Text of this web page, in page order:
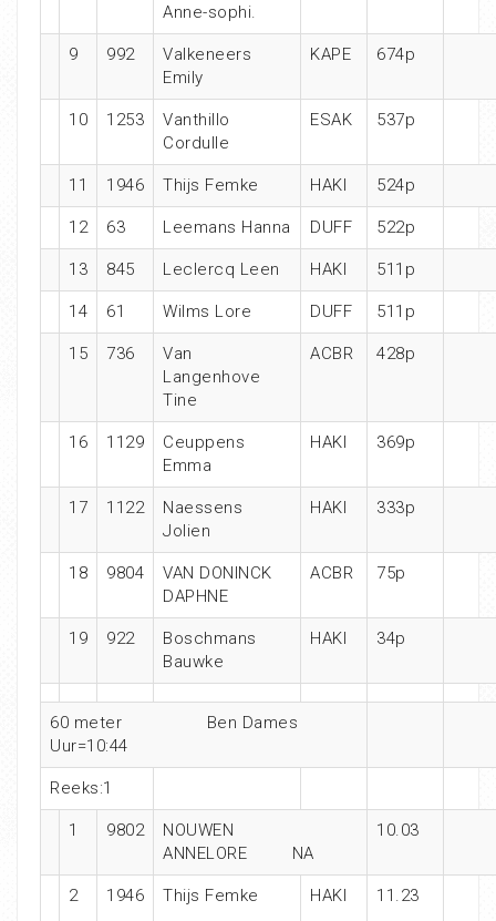
Anne-sophi.
9 992
Valkeneers
Emily
KAPE 674p
10 1253
Vanthillo
Cordulle
ESAK 537p
11 1946 Thijs Femke HAKI 524p
12 63 Leemans Hanna DUFF 522p
13 845 Leclercq Leen HAKI 511p
14 61 Wilms Lore DUFF 511p
15 736
Van
Langenhove
Tine
ACBR 428p
16 1129
Ceuppens
Emma
HAKI 369p
17 1122
Naessens
Jolien
HAKI 333p
18 9804
VAN DONINCK
DAPHNE
ACBR 75p
19 922
Boschmans
Bauwke
HAKI 34p
60 meter Ben Dames
Uur=10:44
Reeks:1
1 9802
NOUWEN
ANNELORE NA
10.03
2 1946 Thijs Femke HAKI 11.23